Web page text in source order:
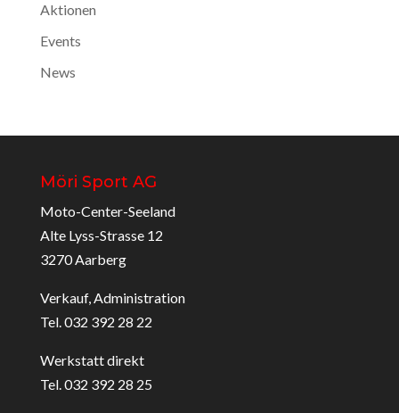
Aktionen
Events
News
Möri Sport AG
Moto-Center-Seeland
Alte Lyss-Strasse 12
3270 Aarberg
Verkauf, Administration
Tel. 032 392 28 22
Werkstatt direkt
Tel. 032 392 28 25